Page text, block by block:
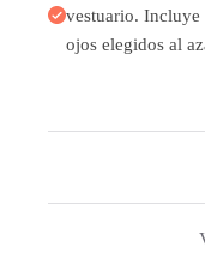
vestuario. Incluye
ojos elegidos al